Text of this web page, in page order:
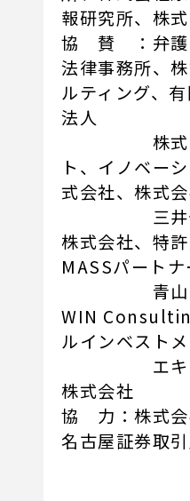
報研究所、株
協 賛 ：弁護
法律事務所、
ルティング、
法人
株式会社
ト、イノベー
式会社、株式
三井住友
株式会社、特許
MASSパート
青山国際
WIN
ルインベスト
エキスパ
株式会社
協 力：株式会
名古屋証券取